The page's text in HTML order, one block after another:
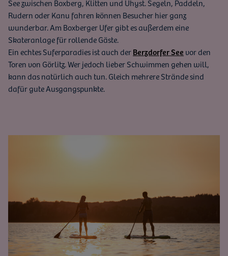
See zwischen Boxberg, Klitten und Uhyst. Segeln, Paddeln,
Rudern oder Kanu fahren können Besucher hier ganz
wunderbar. Am Boxberger Ufer gibt es außerdem eine
Skateranlage für rollende Gäste.
Ein echtes Suferparadies ist auch derBerzdorfer See vor den
Toren von Görlitz. Wer jedoch lieber Schwimmen gehen will,
kann das natürlich auch tun. Gleich mehrere Strände sind
dafür gute Ausgangspunkte.